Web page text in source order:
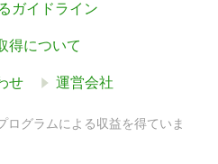
ガイドライン
得について
せ 運営会社
ログラムによる収益を得ていま